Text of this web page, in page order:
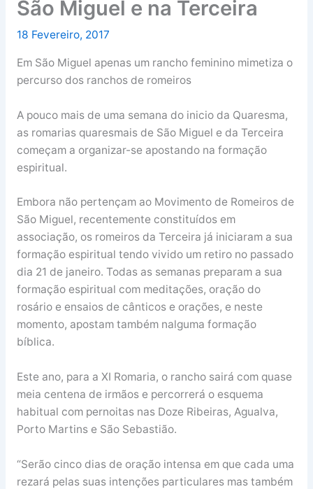
São Miguel e na Terceira
18 Fevereiro, 2017
Em São Miguel apenas um rancho feminino mimetiza o
percurso dos ranchos de romeiros
A pouco mais de uma semana do inicio da Quaresma,
as romarias quaresmais de São Miguel e da Terceira
começam a organizar-se apostando na formação
espiritual.
Embora não pertençam ao Movimento de Romeiros de
São Miguel, recentemente constituídos em
associação, os romeiros da Terceira já iniciaram a sua
formação espiritual tendo vivido um retiro no passado
dia 21 de janeiro. Todas as semanas preparam a sua
formação espiritual com meditações, oração do
rosário e ensaios de cânticos e orações, e neste
momento, apostam também nalguma formação
bíblica.
Este ano, para a XI Romaria, o rancho sairá com quase
meia centena de irmãos e percorrerá o esquema
habitual com pernoitas nas Doze Ribeiras, Agualva,
Porto Martins e São Sebastião.
“Serão cinco dias de oração intensa em que cada uma
rezará pelas suas intenções particulares mas também